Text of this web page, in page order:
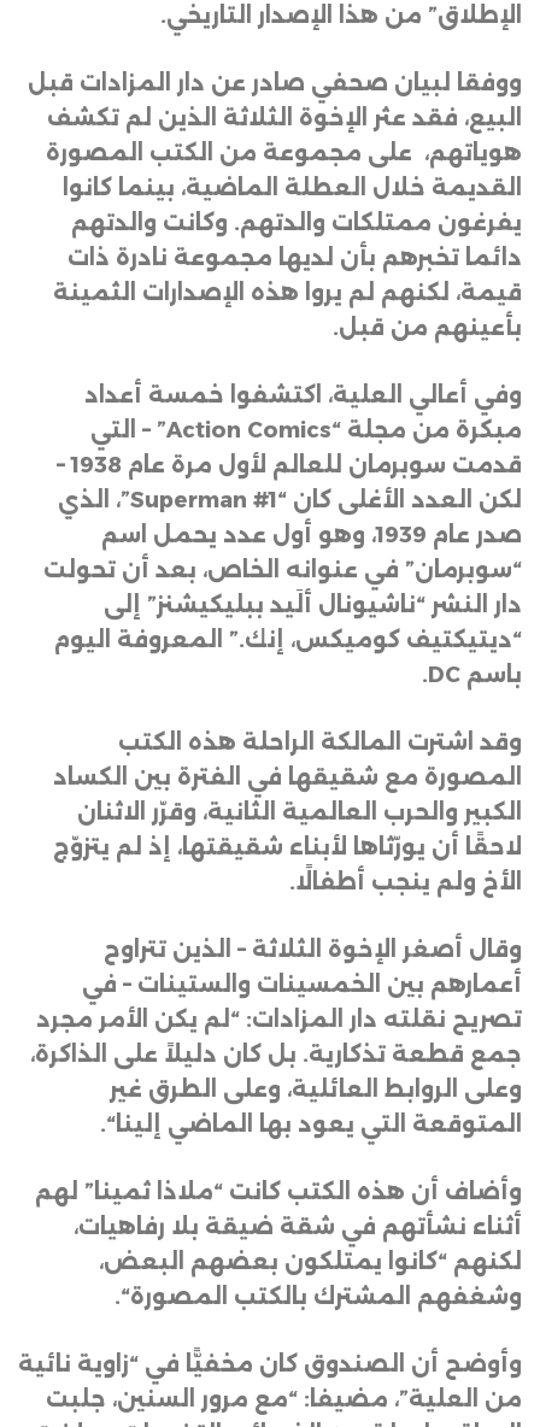
الإطلاق” من هذا الإصدار التاريخي.
ووفقا لبيان صحفي صادر عن دار المزادات قبل
البيع، فقد عثر الإخوة الثلاثة الذين لم تكشف
هوياتهم، على مجموعة من الكتب المصورة
القديمة خلال العطلة الماضية، بينما كانوا
يفرغون ممتلكات والدتهم. وكانت والدتهم
دائما تخبرهم بأن لديها مجموعة نادرة ذات
قيمة، لكنهم لم يروا هذه الإصدارات الثمينة
بأعينهم من قبل.
وفي أعالي العلية، اكتشفوا خمسة أعداد
مبكرة من مجلة “Action Comics” –
التي
قدمت سوبرمان للعالم لأول مرة عام 1938 –
لكن العدد الأغلى كان “Superman #1”
، الذي
صدر عام 1939، وهو أول عدد يحمل اسم
“سوبرمان” في عنوانه الخاص، بعد أن تحولت
دار النشر “ناشيونال ألَيد ببليكيشنز” إلى
“ديتيكتيف كوميكس، إنك.” المعروفة اليوم
باسم
وقد اشترت المالكة الراحلة هذه الكتب
المصورة مع شقيقها في الفترة بين الكساد
الكبير والحرب العالمية الثانية، وقرّر الاثنان
لاحقًا أن يورّثاها لأبناء شقيقتها، إذ لم يتزوّج
الأخ ولم ينجب أطفالًا.
وقال أصغر الإخوة الثلاثة – الذين تتراوح
أعمارهم بين الخمسينات والستينات – في
تصريح نقلته دار المزادات: “لم يكن الأمر مجرد
جمع قطعة تذكارية. بل كان دليلاً على الذاكرة،
وعلى الروابط العائلية، وعلى الطرق غير
المتوقعة التي يعود بها الماضي إلينا“.
وأضاف أن هذه الكتب كانت “ملاذا ثمينا” لهم
أثناء نشأتهم في شقة ضيقة بلا رفاهيات،
لكنهم “كانوا يمتلكون بعضهم البعض،
وشغفهم المشترك بالكتب المصورة“.
وأوضح أن الصندوق كان مخفيًّا في “زاوية نائية
من العلية”، مضيفا: “مع مرور السنين، جلبت